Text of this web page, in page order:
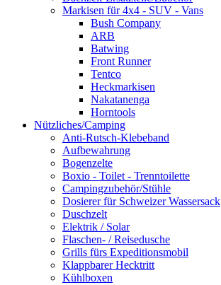
Markisen für 4x4 - SUV - Vans
Bush Company
ARB
Batwing
Front Runner
Tentco
Heckmarkisen
Nakatanenga
Horntools
Nützliches/Camping
Anti-Rutsch-Klebeband
Aufbewahrung
Bogenzelte
Boxio - Toilet - Trenntoilette
Campingzubehör/Stühle
Dosierer für Schweizer Wassersack
Duschzelt
Elektrik / Solar
Flaschen- / Reisedusche
Grills fürs Expeditionsmobil
Klappbarer Hecktritt
Kühlboxen